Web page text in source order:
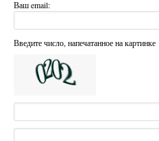
Ваш email:
Введите число, напечатанное на картинке